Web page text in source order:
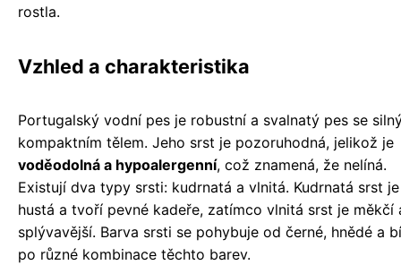
rostla.
Vzhled a charakteristika
Portugalský vodní pes je robustní a svalnatý pes se
kompaktním tělem. Jeho srst je pozoruhodná, jelikož je
voděodolná a hypoalergenní, což znamená, že nelíná.
Existují dva typy srsti: kudrnatá a vlnitá. Kudrnatá srst je
hustá a tvoří pevné kadeře, zatímco vlnitá srst je měkčí
splývavější. Barva srsti se pohybuje od černé, hnědé a
po různé kombinace těchto barev.